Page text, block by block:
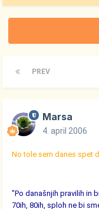
PREV
Marsa
4. april 2006
No tole sem danes spet
"Po današnjih pravilih in
70ih, 80ih, sploh ne bi